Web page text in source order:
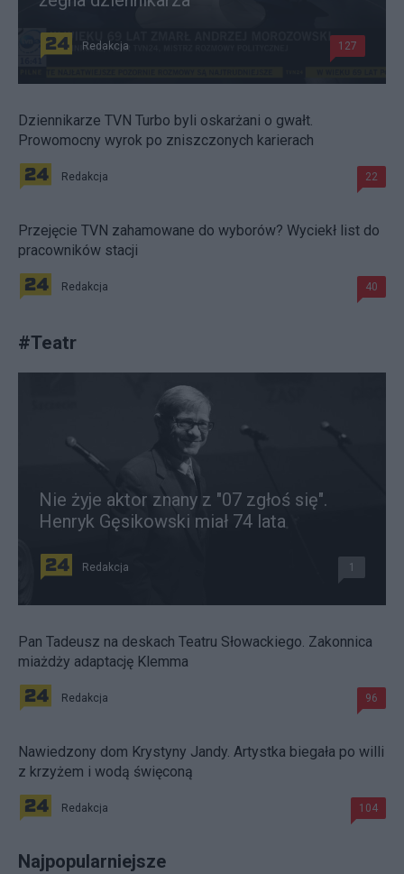
Redakcja 127
Dziennikarze TVN Turbo byli oskarżani o gwałt.
Prowomocny wyrok po zniszczonych karierach
Redakcja 22
Przejęcie TVN zahamowane do wyborów? Wyciekł list do
pracowników stacji
Redakcja 40
#Teatr
Nie żyje aktor znany z "07 zgłoś się".
Henryk Gęsikowski miał 74 lata
Redakcja 1
Pan Tadeusz na deskach Teatru Słowackiego. Zakonnica
miażdży adaptację Klemma
Redakcja 96
Nawiedzony dom Krystyny Jandy. Artystka biegała po willi
z krzyżem i wodą święconą
Redakcja 104
Najpopularniejsze